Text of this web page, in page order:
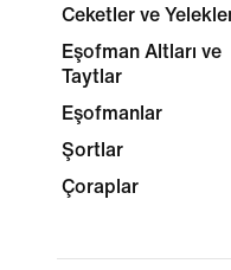
Ceketler ve
Eşofman Altları ve
Taytlar
Eşofmanlar
Şortlar
Çoraplar